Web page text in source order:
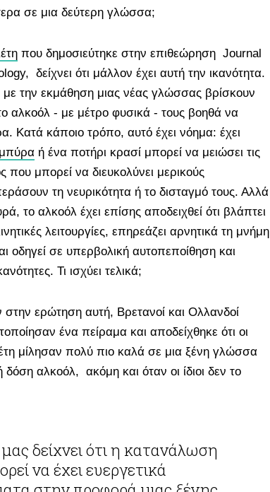
σε μια δεύτερη γλώσσα;
που δημοσιεύτηκε στην επιθεώρηση Journal
δείχνει ότι μάλλον έχει αυτή την ικανότητα.
με την εκμάθηση μιας νέας γλώσσας βρίσκουν
αλκοόλ - με μέτρο φυσικά - τους βοηθά να
Κατά κάποιο τρόπο, αυτό έχει νόημα: έχει
μπύρα ή ένα ποτήρι κρασί μπορεί να μειώσει τις
που μπορεί να διευκολύνει μερικούς
τη νευρικότητα ή το δισταγμό τους. Αλλά
το αλκοόλ έχει επίσης αποδειχθεί ότι βλάπτει
λειτουργίες, επηρεάζει αρνητικά τη μνήμη
οδηγεί σε υπερβολική αυτοπεποίθηση και
Τι ισχύει τελικά;
ερώτηση αυτή, Βρετανοί και Ολλανδοί
ένα πείραμα και αποδείχθηκε ότι οι
μίλησαν πολύ πιο καλά σε μια ξένη γλώσσα
αλκοόλ, ακόμη και όταν οι ίδιοι δεν το
να έχει ευεργετικά